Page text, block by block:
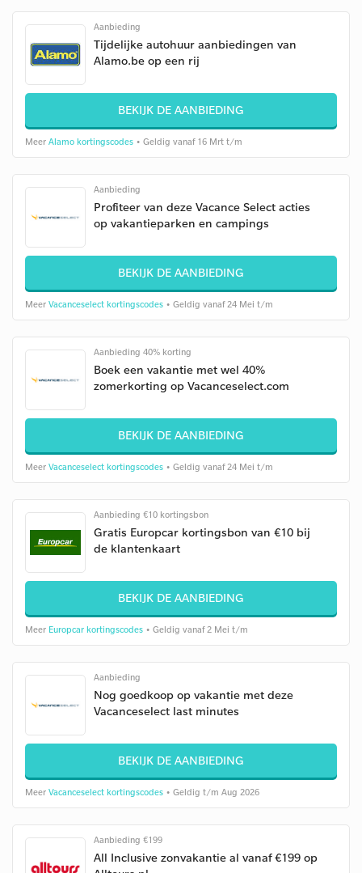
Aanbieding
Tijdelijke autohuur aanbiedingen van
Alamo.be op een rij
BEKIJK DE AANBIEDING
Meer Alamo kortingscodes • Geldig vanaf 16 Mrt t/m
Aanbieding
Profiteer van deze Vacance Select acties
op vakantieparken en campings
BEKIJK DE AANBIEDING
Meer Vacanceselect kortingscodes • Geldig vanaf 24 Mei t/m
Aanbieding 40% korting
Boek een vakantie met wel 40%
zomerkorting op Vacanceselect.com
BEKIJK DE AANBIEDING
Meer Vacanceselect kortingscodes • Geldig vanaf 24 Mei t/m
Aanbieding €10 kortingsbon
Gratis Europcar kortingsbon van €10 bij
de klantenkaart
BEKIJK DE AANBIEDING
Meer Europcar kortingscodes • Geldig vanaf 2 Mei t/m
Aanbieding
Nog goedkoop op vakantie met deze
Vacanceselect last minutes
BEKIJK DE AANBIEDING
Meer Vacanceselect kortingscodes • Geldig t/m Aug 2026
Aanbieding €199
All Inclusive zonvakantie al vanaf €199 op